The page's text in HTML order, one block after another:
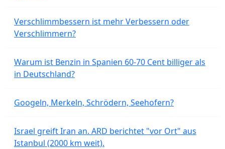
Verschlimmbessern ist mehr Verbessern oder
Verschlimmern?
Warum ist Benzin in Spanien 60-70 Cent billiger als
in Deutschland?
Googeln, Merkeln, Schrödern, Seehofern?
Israel greift Iran an. ARD berichtet "vor Ort" aus
Istanbul (2000 km weit).